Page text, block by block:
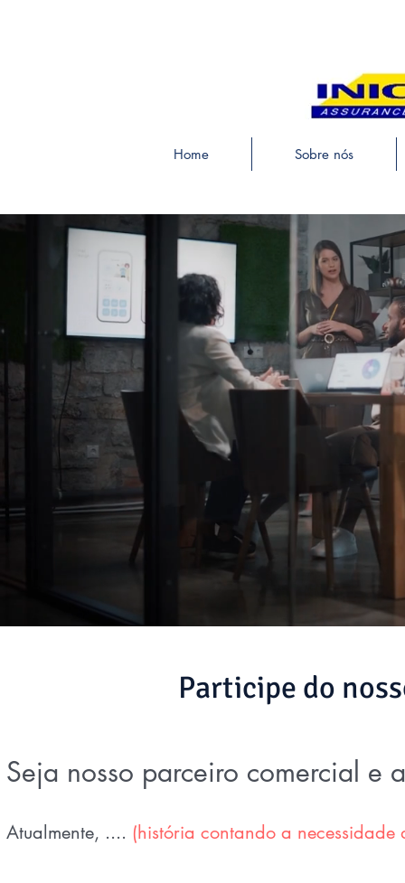
Home Sobre nós
Participe do
Seja nosso parceiro comercial e
Atualmente, .... (história contando a necessidade